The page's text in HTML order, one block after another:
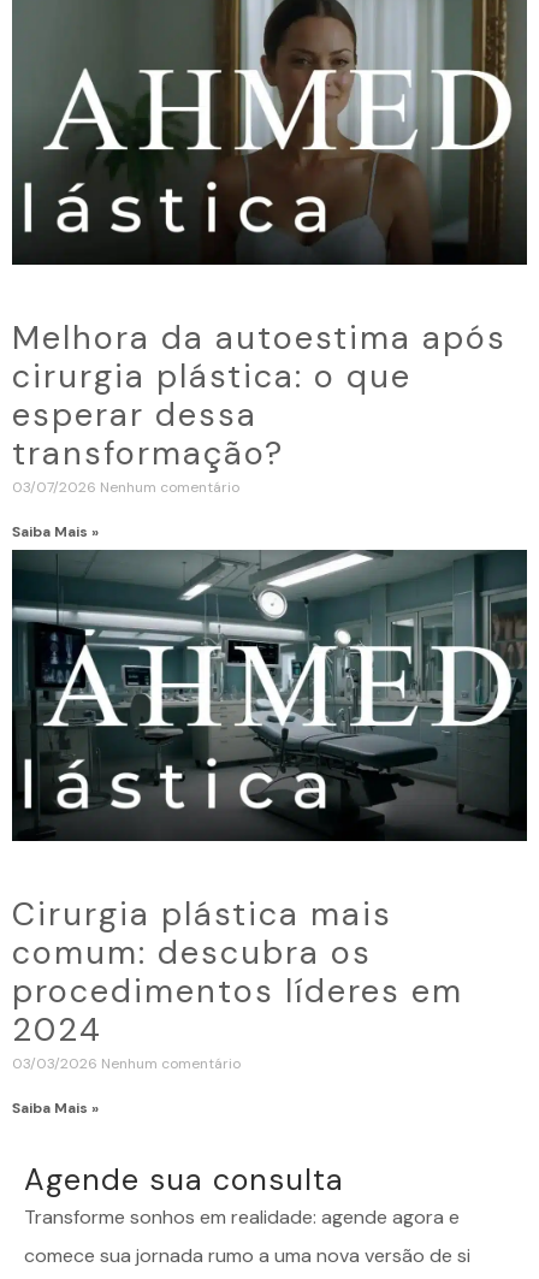
Melhora da autoestima após
cirurgia plástica: o que
esperar dessa
transformação?
03/07/2026 Nenhum comentário
Saiba Mais »
Cirurgia plástica mais
comum: descubra os
procedimentos líderes em
2024
03/03/2026 Nenhum comentário
Saiba Mais »
Agende sua consulta
Transforme sonhos em realidade: agende agora e
comece sua jornada rumo a uma nova versão de si